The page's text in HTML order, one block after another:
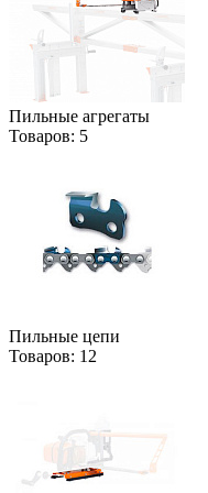
Пильные агрегаты
Товаров: 5
Пильные цепи
Товаров: 12